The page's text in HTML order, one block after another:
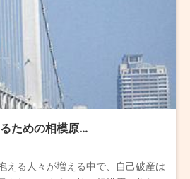
ための相模原…
える人々が増える中で、自己破産は